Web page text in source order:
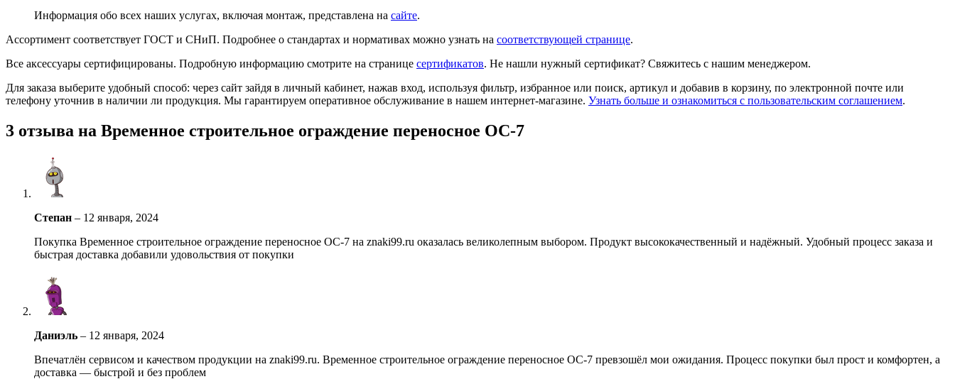
Информация обо всех наших услугах, включая монтаж, представлена на сайте.
Ассортимент соответствует ГОСТ и СНиП. Подробнее о стандартах и нормативах можно узнать на соответствующей странице.
Все аксессуары сертифицированы. Подробную информацию смотрите на странице сертификатов. Не нашли нужный сертификат? Свяжитесь с нашим менеджером.
Для заказа выберите удобный способ: через сайт зайдя в личный кабинет, нажав вход, используя фильтр, избранное или поиск, артикул и добавив в корзину, по электронной почте или
телефону уточнив в наличии ли продукция. Мы гарантируем оперативное обслуживание в нашем интернет-магазине. Узнать больше и ознакомиться с пользовательским соглашением.
3 отзыва на Временное строительное ограждение переносное ОС-7
Степан – 12 января, 2024
Покупка Временное строительное ограждение переносное ОС-7 на znaki99.ru оказалась великолепным выбором. Продукт высококачественный и надёжный. Удобный процесс заказа и
быстрая доставка добавили удовольствия от покупки
Даниэль – 12 января, 2024
Впечатлён сервисом и качеством продукции на znaki99.ru. Временное строительное ограждение переносное ОС-7 превзошёл мои ожидания. Процесс покупки был прост и комфортен, а
доставка — быстрой и без проблем